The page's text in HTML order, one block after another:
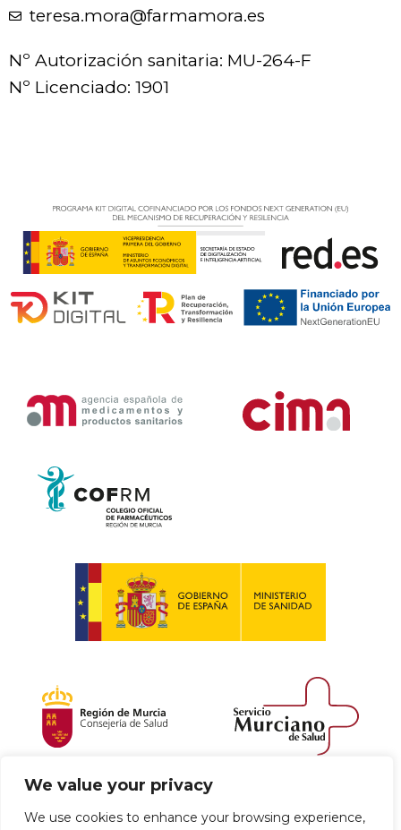
We value your privacy
We use cookies to enhance your browsing experience,
teresa.mora@farmamora.es
Nº Autorización sanitaria: MU-264-F
Nº Licenciado: 1901
Política de envío y devoluciones